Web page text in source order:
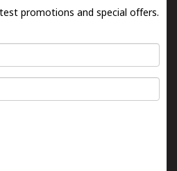
promotions and special offers.